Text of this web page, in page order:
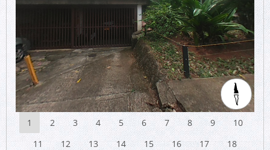
1 2 3 4 5 6 7 8 9
10
11
12 13 14 15 16 17
18